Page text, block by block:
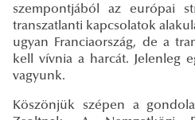
szempontjából az európai
transzatlanti kapcsolatok
ugyan Franciaország, de a
kell vívnia a harcát. Jelenleg
vagyunk.
Köszönjük szépen a